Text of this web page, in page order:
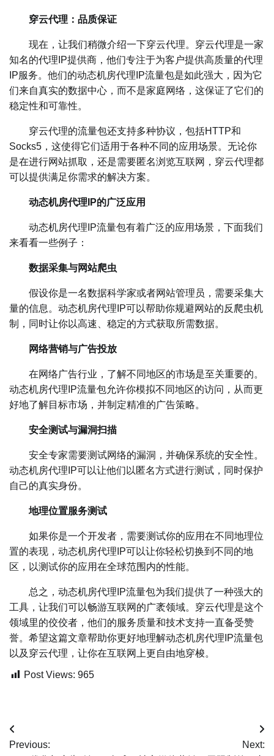
穿云代理：品质保证
现在，让我们稍微介绍一下穿云代理。穿云代理是一家
知名的代理IP提供商，他们专注于为客户提供高质量的代理
IP服务。他们的动态机房代理IP流量包是如此强大，因为它
们来自真实的数据中心，而不是家庭网络，这保证了它们的
稳定性和可靠性。
穿云代理的流量包还支持多种协议，包括HTTP和
Socks5，这使得它们适用于各种不同的应用场景。无论你
是在进行网站抓取，还是需要匿名浏览互联网，穿云代理都
可以提供满足你需求的解决方案。
动态机房代理IP的广泛应用
动态机房代理IP流量包有着广泛的应用场景，下面我们
来看看一些例子：
数据采集与网站爬虫
假设你是一名数据科学家或者网站管理员，需要采集大
量的信息。动态机房代理IP可以帮助你规避网站的反爬虫机
制，同时让你以高速、稳定的方式获取所需数据。
网络营销与广告投放
在网络广告行业，了解不同地区的市场是至关重要的。
动态机房代理IP流量包允许你模拟不同地区的访问，从而更
好地了解目标市场，并制定精准的广告策略。
安全测试与漏洞扫描
安全专家需要测试网络的漏洞，并确保系统的安全性。
动态机房代理IP可以让他们以匿名方式进行测试，同时保护
自己的真实身份。
地理位置服务测试
如果你是一个开发者，需要测试你的应用在不同地理位
置的表现，动态机房代理IP可以让你轻松切换到不同的地
区，以测试你的应用在全球范围内的性能。
总之，动态机房代理IP流量包为我们提供了一种强大的
工具，让我们可以畅游互联网的广袤领域。穿云代理是这个
领域里的佼佼者，他们的服务质量和技术支持一直备受赞
誉。希望这篇文章帮助你更好地理解动态机房代理IP流量包
以及穿云代理，让你在互联网上更自由地穿梭。
Post Views: 965
文
Previous:
Next: